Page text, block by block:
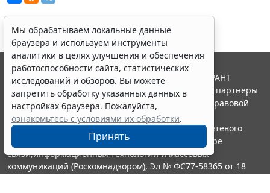
Мы обрабатываем локальные данные
браузера и используем инструменты
аналитики в целях улучшения и обеспечения
работоспособности сайта, статистических
исследований и обзоров. Вы можете
запретить обработку указанных данных в
настройках браузера. Пожалуйста,
ознакомьтесь с условиями их обработки.
Принять
© ООО "НПП "ГАРАНТ-СЕРВИС", 2026. Система ГАРАНТ
выпускается с 1990 года. Компания "Гарант" и ее партнеры
являются участниками Российской ассоциации правовой
информации ГАРАНТ.
Портал ГАРАНТ.РУ зарегистрирован в качестве сетевого
издания Федеральной службой по надзору в сфере
связи,информационных технологий и массовых
коммуникаций (Роскомнадзором), Эл № ФС77-58365 от 18